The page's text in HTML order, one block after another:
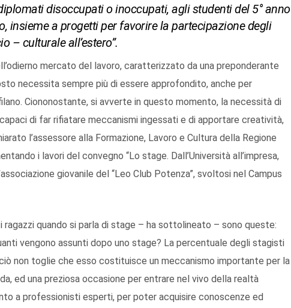
disoccupati o inoccupati, agli studenti del 5° anno
insieme a progetti per favorire la partecipazione degli
– culturale all’estero”.
mercato del lavoro, caratterizzato da una preponderante
necessita sempre più di essere approfondito, anche per
Ciononostante, si avverte in questo momento, la necessità di
di far rifiatare meccanismi ingessati e di apportare creatività,
l’assessore alla Formazione, Lavoro e Cultura della Regione
i lavori del convegno “Lo stage. Dall’Università all’impresa,
giovanile del “Leo Club Potenza”, svoltosi nel Campus
ragazzi quando si parla di stage – ha sottolineato – sono queste:
vengono assunti dopo uno stage? La percentuale degli stagisti
non toglie che esso costituisce un meccanismo importante per la
ed una preziosa occasione per entrare nel vivo della realtà
a professionisti esperti, per poter acquisire conoscenze ed